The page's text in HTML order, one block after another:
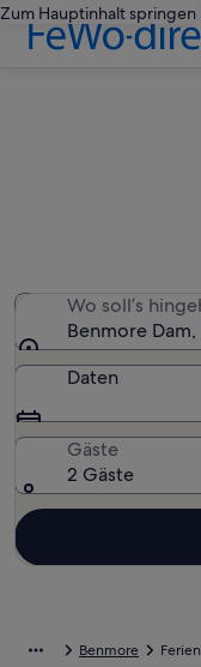
Zum Hauptinhalt springen
Wo soll’s
Benmore
Daten
Gäste
2 Gäste
Benmore